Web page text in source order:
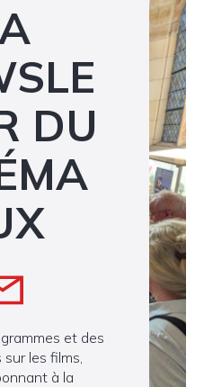
DU
et des
les films,
à la